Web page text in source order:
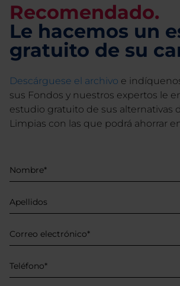
Recomendado.
Le hacemos un
gratuito de su
Descárguese el archivo e
sus Fondos y nuestros expertos le
estudio gratuito de sus alternativas
Limpias con las que podrá ahorrar